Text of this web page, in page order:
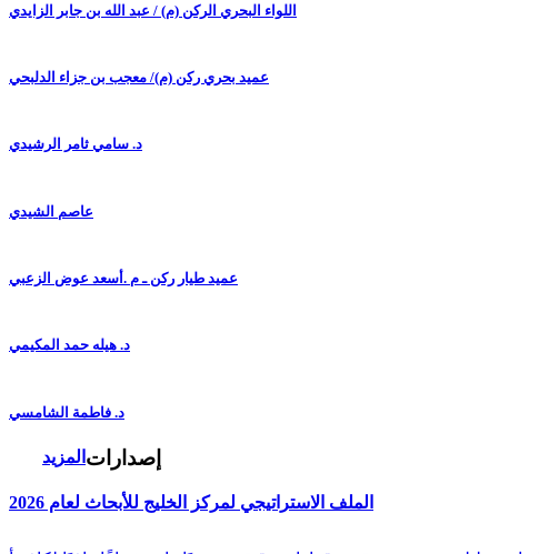
اللواء البحري الركن (م) / عبد الله بن جابر الزايدي
عميد بحري ركن (م)/ معجب بن جزاء الدلبحي
د. سامي ثامر الرشيدي
عاصم الشيدي
عميد طيار ركن ـ م .أسعد عوض الزعبي
د. هيله حمد المكيمي
د. فاطمة الشامسي
المزيد إصدارات
الملف الاستراتيجي لمركز الخليج للأبحاث لعام 2026